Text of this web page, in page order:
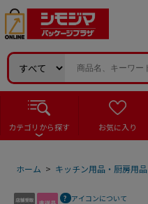
カテゴリから探す お気に入り
ホーム > キッチン用品・厨房用品
アイコンについて